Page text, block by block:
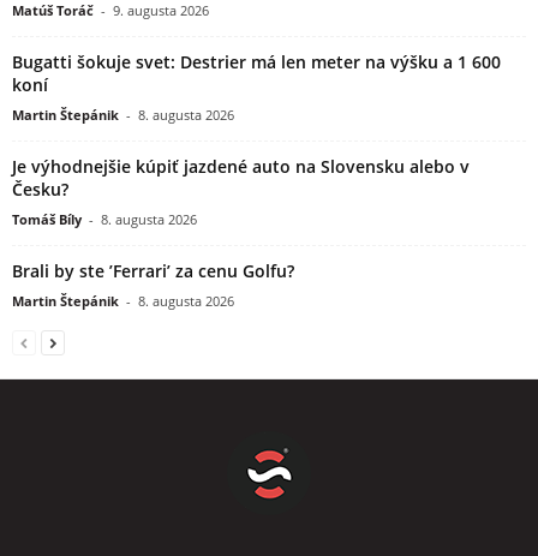
Matúš Toráč - 9. augusta 2026
Bugatti šokuje svet: Destrier má len meter na výšku a 1 600
koní
Martin Štepánik - 8. augusta 2026
Je výhodnejšie kúpiť jazdené auto na Slovensku alebo v
Česku?
Tomáš Bíly - 8. augusta 2026
Brali by ste ’Ferrari’ za cenu Golfu?
Martin Štepánik - 8. augusta 2026